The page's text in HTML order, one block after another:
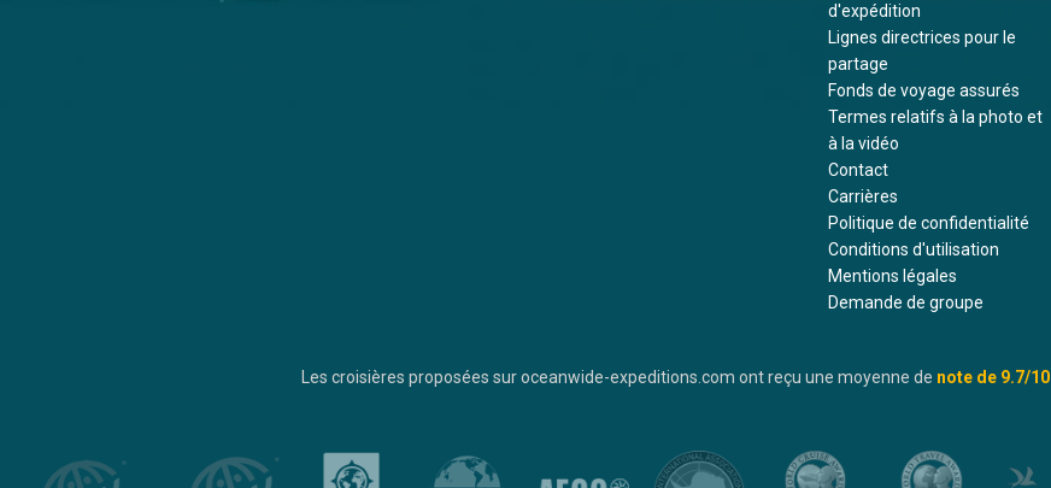
d'expédition
Lignes directrices pour le
partage
Fonds de voyage assurés
Termes relatifs à la photo et
à la vidéo
Contact
Carrières
Politique de confidentialité
Conditions d'utilisation
Mentions légales
Demande de groupe
Les croisières proposées sur oceanwide-expeditions.com ont reçu une moyenne de note de 9.7/10